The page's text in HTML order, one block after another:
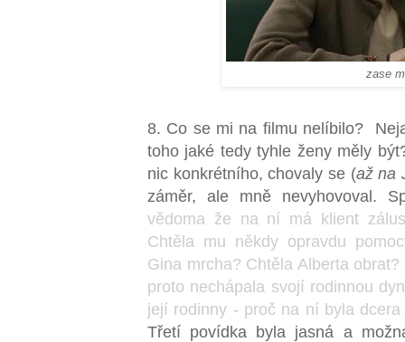
zase
8. Co se mi na filmu nelíbilo?
toho jaké tedy tyhle ženy měly
nic konkrétního, chovaly se (až na
záměr, ale mně nevyhovoval.
vědoma že na ní má klient
Chtěla mu někdy opravdu
Gina mrcha? Chtěla Alberta
proto nechápala svojí rodinnou
její rodinny - proč na ní byla
Třetí povídka byla jasná a